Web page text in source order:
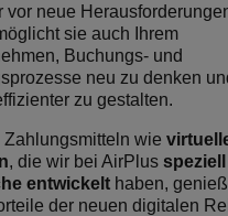
vor neue
sie auch Ihrem
Buchungs- und
neu zu denken
zu gestalten.
Zahlungsmitteln wie
, die wir bei AirPlus
entwickelt haben,
der neuen digitalen